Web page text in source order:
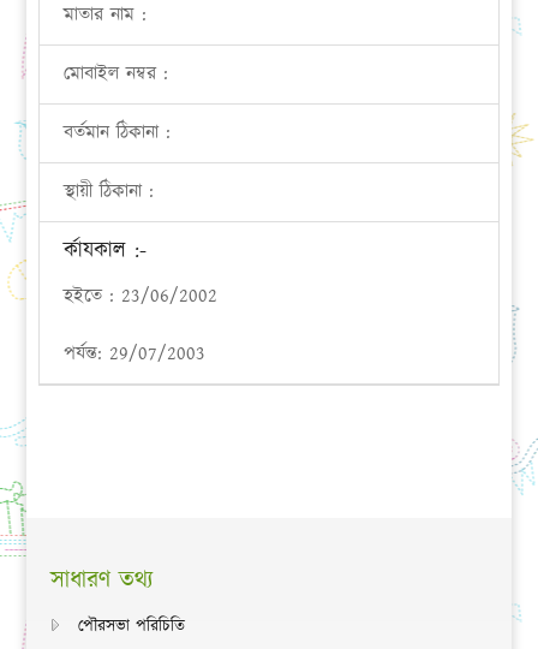
মাতার নাম :
মোবাইল নম্বর :
বর্তমান ঠিকানা :
স্থায়ী ঠিকানা :
র্কাযকাল :-
হইতে : 23/06/2002
পর্যন্ত: 29/07/2003
সাধারণ তথ্য
পৌরসভা পরিচিতি